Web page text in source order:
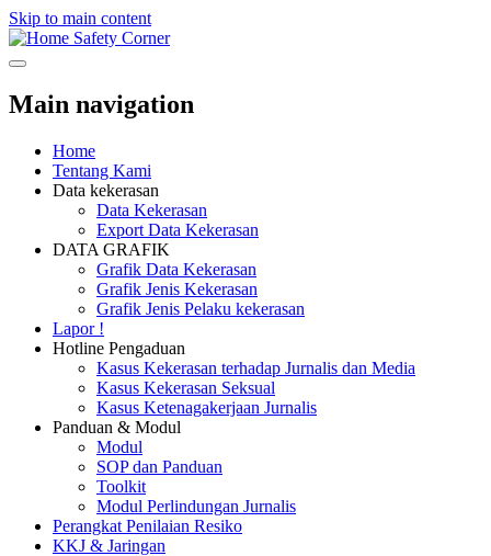
Skip to main content
Safety Corner
Main navigation
Home
Tentang Kami
Data kekerasan
Data Kekerasan
Export Data Kekerasan
DATA GRAFIK
Grafik Data Kekerasan
Grafik Jenis Kekerasan
Grafik Jenis Pelaku kekerasan
Lapor !
Hotline Pengaduan
Kasus Kekerasan terhadap Jurnalis dan Media
Kasus Kekerasan Seksual
Kasus Ketenagakerjaan Jurnalis
Panduan & Modul
Modul
SOP dan Panduan
Toolkit
Modul Perlindungan Jurnalis
Perangkat Penilaian Resiko
KKJ & Jaringan